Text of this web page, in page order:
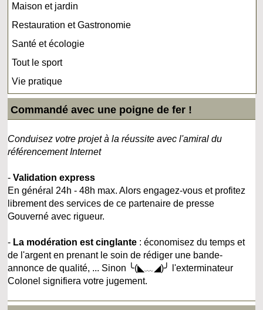
Maison et jardin
Restauration et Gastronomie
Santé et écologie
Tout le sport
Vie pratique
Commandé avec une poigne de fer !
Conduisez votre projet à la réussite avec l'amiral du
référencement Internet
-Validation express
En général 24h - 48h max. Alors engagez-vous et profitez
librement des services de ce partenaire de presse
Gouverné avec rigueur.
- La modération est cinglante : économisez du temps et
de l'argent en prenant le soin de rédiger une bande-
annonce de qualité, ... Sinon ╰(◣﹏◢)╯ l'exterminateur
Colonel signifiera votre jugement.